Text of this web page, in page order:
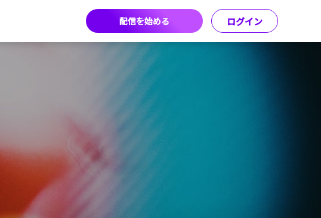
配信を始める ログイン